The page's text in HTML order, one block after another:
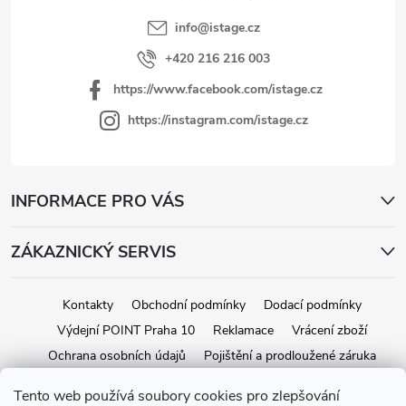
Tento web používá soubory cookies pro zlepšování
info@istage.cz
+420 216 216 003
https://www.facebook.com/istage.cz
https://instagram.com/istage.cz
INFORMACE PRO VÁS
ZÁKAZNICKÝ SERVIS
Kontakty Obchodní podmínky
Dodací podmínky
Výdejní POINT Praha 10
Reklamace
Vrácení zboží
Ochrana osobních údajů
Pojištění a prodloužené záruka